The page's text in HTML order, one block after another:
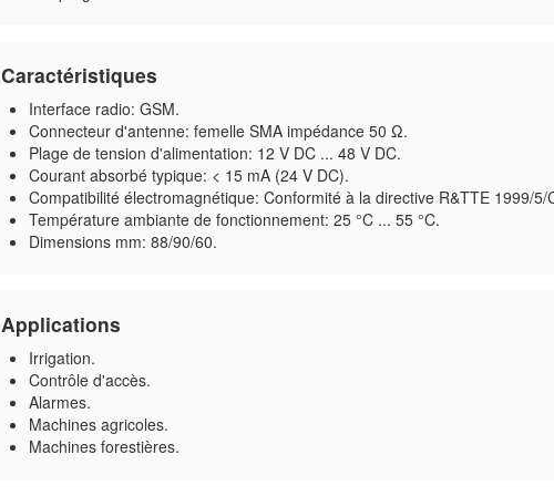
Caractéristiques
Interface radio: GSM.
Connecteur d'antenne: femelle SMA impédance 50 Ω.
Plage de tension d'alimentation: 12 V DC ... 48 V DC.
Courant absorbé typique: < 15 mA (24 V DC).
Compatibilité électromagnétique: Conformité à la directive R&TTE 1999/5/
Température ambiante de fonctionnement: 25 °C ... 55 °C.
Dimensions mm: 88/90/60.
Applications
Irrigation.
Contrôle d'accès.
Alarmes.
Machines agricoles.
Machines forestières.